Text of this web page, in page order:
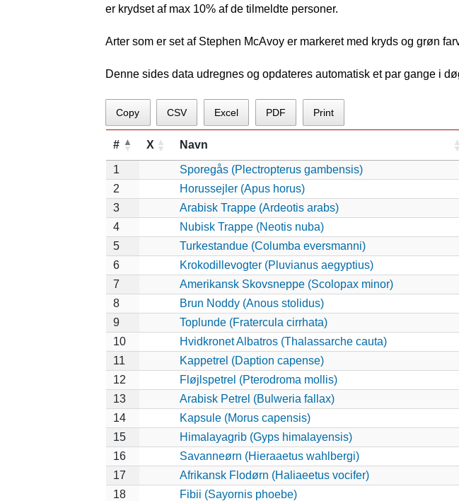
er krydset af max 10% af de tilmeldte personer.
Arter som er set af Stephen McAvoy er markeret med kryds og grøn
Denne sides data udregnes og opdateres automatisk et par gange i
Copy CSV Excel PDF Print
# X Navn
1 Sporegås (Plectropterus gambensis)
2
Horussejler (Apus horus)
3
Arabisk Trappe (Ardeotis arabs)
4
Nubisk Trappe (Neotis nuba)
5
Turkestandue (Columba eversmanni)
6
Krokodillevogter (Pluvianus aegyptius)
7
Amerikansk Skovsneppe (Scolopax minor)
8
Brun Noddy (Anous stolidus)
9
Toplunde (Fratercula cirrhata)
10
Hvidkronet Albatros (Thalassarche cauta)
11
Kappetrel (Daption capense)
12
Fløjlspetrel (Pterodroma mollis)
13
Arabisk Petrel (Bulweria fallax)
14
Kapsule (Morus capensis)
15
Himalayagrib (Gyps himalayensis)
16
Savanneørn (Hieraaetus wahlbergi)
17
Afrikansk Flodørn (Haliaeetus vocifer)
18
Fibii (Sayornis phoebe)